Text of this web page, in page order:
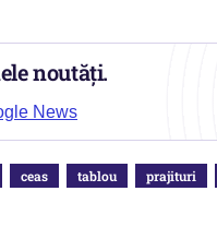
noutăți.
News
ceas tablou prajituri